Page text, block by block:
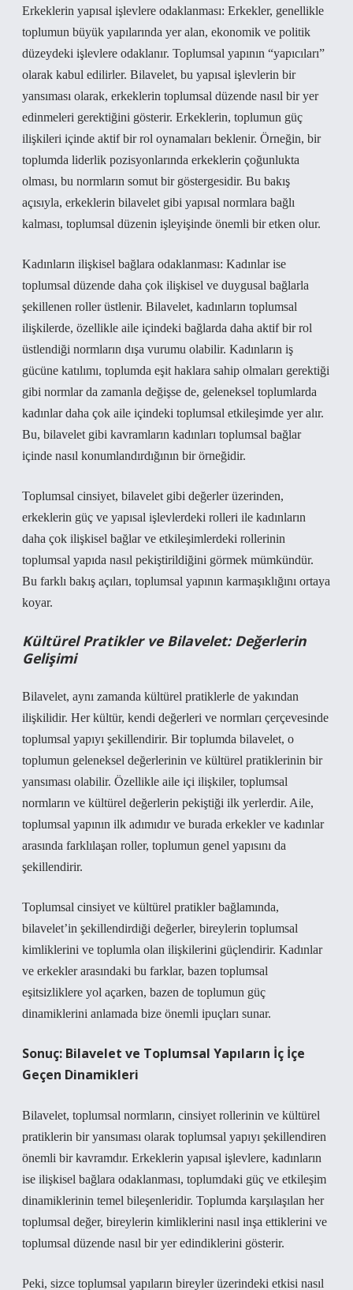
Erkeklerin yapısal işlevlere odaklanması: Erkekler, genellikle
toplumun büyük yapılarında yer alan, ekonomik ve politik
düzeydeki işlevlere odaklanır. Toplumsal yapının “yapıcıları”
olarak kabul edilirler. Bilavelet, bu yapısal işlevlerin bir
yansıması olarak, erkeklerin toplumsal düzende nasıl bir yer
edinmeleri gerektiğini gösterir. Erkeklerin, toplumun güç
ilişkileri içinde aktif bir rol oynamaları beklenir. Örneğin, bir
toplumda liderlik pozisyonlarında erkeklerin çoğunlukta
olması, bu normların somut bir göstergesidir. Bu bakış
açısıyla, erkeklerin bilavelet gibi yapısal normlara bağlı
kalması, toplumsal düzenin işleyişinde önemli bir etken olur.
Kadınların ilişkisel bağlara odaklanması: Kadınlar ise
toplumsal düzende daha çok ilişkisel ve duygusal bağlarla
şekillenen roller üstlenir. Bilavelet, kadınların toplumsal
ilişkilerde, özellikle aile içindeki bağlarda daha aktif bir rol
üstlendiği normların dışa vurumu olabilir. Kadınların iş
gücüne katılımı, toplumda eşit haklara sahip olmaları gerektiği
gibi normlar da zamanla değişse de, geleneksel toplumlarda
kadınlar daha çok aile içindeki toplumsal etkileşimde yer alır.
Bu, bilavelet gibi kavramların kadınları toplumsal bağlar
içinde nasıl konumlandırdığının bir örneğidir.
Toplumsal cinsiyet, bilavelet gibi değerler üzerinden,
erkeklerin güç ve yapısal işlevlerdeki rolleri ile kadınların
daha çok ilişkisel bağlar ve etkileşimlerdeki rollerinin
toplumsal yapıda nasıl pekiştirildiğini görmek mümkündür.
Bu farklı bakış açıları, toplumsal yapının karmaşıklığını ortaya
koyar.
Kültürel Pratikler ve Bilavelet: Değerlerin
Gelişimi
Bilavelet, aynı zamanda kültürel pratiklerle de yakından
ilişkilidir. Her kültür, kendi değerleri ve normları çerçevesinde
toplumsal yapıyı şekillendirir. Bir toplumda bilavelet, o
toplumun geleneksel değerlerinin ve kültürel pratiklerinin bir
yansıması olabilir. Özellikle aile içi ilişkiler, toplumsal
normların ve kültürel değerlerin pekiştiği ilk yerlerdir. Aile,
toplumsal yapının ilk adımıdır ve burada erkekler ve kadınlar
arasında farklılaşan roller, toplumun genel yapısını da
şekillendirir.
Toplumsal cinsiyet ve kültürel pratikler bağlamında,
bilavelet’in şekillendirdiği değerler, bireylerin toplumsal
kimliklerini ve toplumla olan ilişkilerini güçlendirir. Kadınlar
ve erkekler arasındaki bu farklar, bazen toplumsal
eşitsizliklere yol açarken, bazen de toplumun güç
dinamiklerini anlamada bize önemli ipuçları sunar.
Sonuç: Bilavelet ve Toplumsal Yapıların İç İçe
Geçen Dinamikleri
Bilavelet, toplumsal normların, cinsiyet rollerinin ve kültürel
pratiklerin bir yansıması olarak toplumsal yapıyı şekillendiren
önemli bir kavramdır. Erkeklerin yapısal işlevlere, kadınların
ise ilişkisel bağlara odaklanması, toplumdaki güç ve etkileşim
dinamiklerinin temel bileşenleridir. Toplumda karşılaşılan her
toplumsal değer, bireylerin kimliklerini nasıl inşa ettiklerini ve
toplumsal düzende nasıl bir yer edindiklerini gösterir.
Peki, sizce toplumsal yapıların bireyler üzerindeki etkisi nasıl